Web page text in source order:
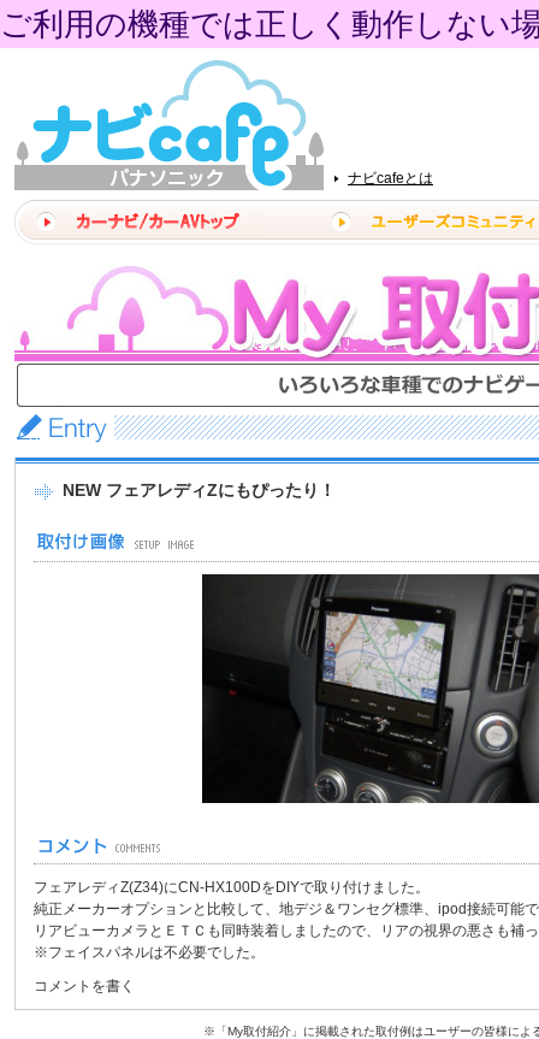
ご利用の機種では正しく動作しない
ナビcafeとは
NEW フェアレディZにもぴったり！
フェアレディZ(Z34)にCN-HX100DをDIYで取り付けました。
純正メーカーオプションと比較して、地デジ＆ワンセグ標準、ipod接続可能
リアビューカメラとＥＴＣも同時装着しましたので、リアの視界の悪さも補
※フェイスパネルは不必要でした。
コメントを書く
※「My取付紹介」に掲載された取付例はユーザーの皆様によ